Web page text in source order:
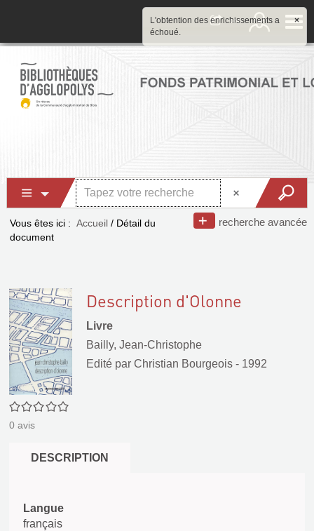
recherche avancée
Vous êtes ici : Accueil / Détail du
document
0/5
0 avis
Description d'Olonne
Livre
Bailly, Jean-Christophe
Edité par Christian Bourgeois - 1992
DESCRIPTION
Langue
français
×
L'obtention des enrichissements a
échoué.